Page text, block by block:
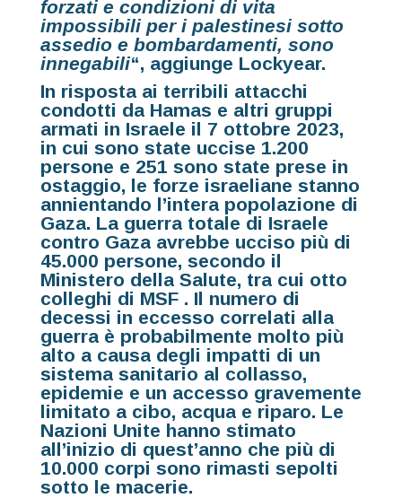
forzati e condizioni di vita
impossibili per i palestinesi sotto
assedio e bombardamenti, sono
innegabili“, aggiunge Lockyear.
In risposta ai terribili attacchi
condotti da Hamas e altri gruppi
armati in Israele il 7 ottobre 2023,
in cui sono state uccise 1.200
persone e 251 sono state prese in
ostaggio, le forze israeliane stanno
annientando l’intera popolazione di
Gaza. La guerra totale di Israele
contro Gaza avrebbe ucciso più di
45.000 persone, secondo il
Ministero della Salute, tra cui otto
colleghi di MSF. Il numero di
decessi in eccesso correlati alla
guerra è probabilmente molto più
alto a causa degli impatti di un
sistema sanitario al collasso,
epidemie e un accesso gravemente
limitato a cibo, acqua e riparo. Le
Nazioni Unite hanno stimato
all’inizio di quest’anno che più di
10.000 corpi sono rimasti sepolti
sotto le macerie.